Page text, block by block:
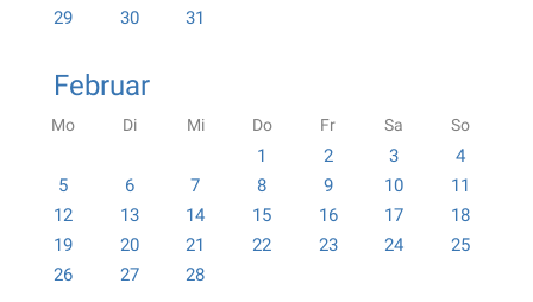
29
30 31
Februar
Mo Di Mi Do Fr Sa So
1 2 3
4
5
6 7 8 9 10
11
12
13 14 15 16 17
18
19
20 21 22 23 24
25
26
27 28